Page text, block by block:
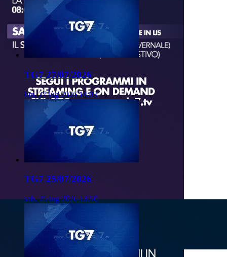
TG7 27/07/2026
lun, 27 lug 2026 14:03
TG7 25/07/2026
sab, 25 lug 2026 13:50